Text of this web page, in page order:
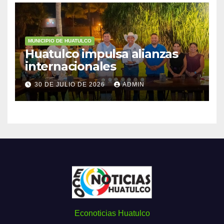
MUNICIPIO DE HUATULCO
Huatulco impulsa alianzas
internacionales
30 DE JULIO DE 2026 ADMIN
Econoticias Huatulco